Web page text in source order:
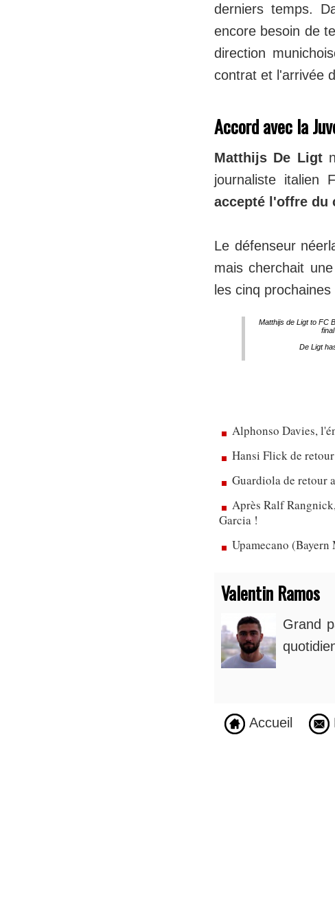
derniers temps.
encore besoin de
direction
contrat et l'arrivée
Accord avec la
Matthijs De Ligt
journaliste italien
accepté l'offre du
Le défenseur
mais cherchait
les cinq
Matthijs de Ligt to FC
De Ligt
Alphonso Davies,
Hansi Flick de
Guardiola de retour
Après Ralf
Garcia !
Upamecano
Valentin Ramos
Grand
Accueil